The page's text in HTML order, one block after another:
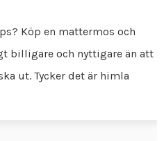
Köp en mattermos och
billigare och nyttigare än att
ut. Tycker det är himla